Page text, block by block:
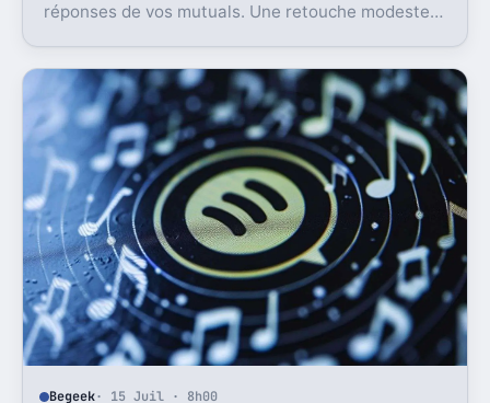
réponses de vos mutuals. Une retouche modeste
Begeek· 15 Juil · 8h00